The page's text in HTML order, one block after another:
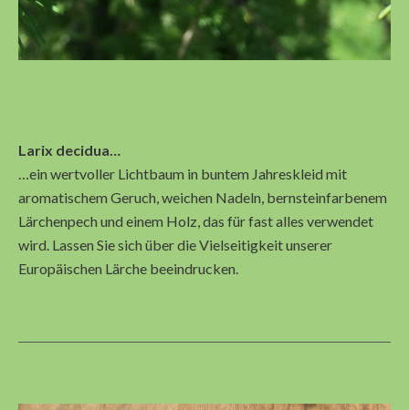
Larix decidua…
…ein wertvoller Lichtbaum in buntem Jahreskleid mit
aromatischem Geruch, weichen Nadeln, bernsteinfarbenem
Lärchenpech und einem Holz, das für fast alles verwendet
wird. Lassen Sie sich über die Vielseitigkeit unserer
Europäischen Lärche beeindrucken.